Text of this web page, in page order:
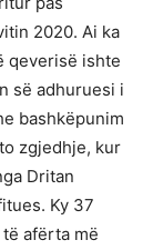
2020. Ai ka
qeverisë ishte
së adhuruesi i
bashkëpunim
zgjedhje, kur
Dritan
Ky 37
afërta më